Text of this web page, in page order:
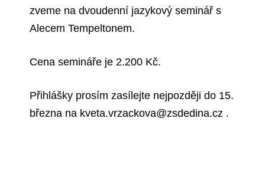
zveme na dvoudenní jazykový seminář s
Alecem Tempeltonem.
Cena semináře je 2.200 Kč.
Přihlášky prosím zasílejte nejpozději do 15.
března na kveta.vrzackova@zsdedina.cz .